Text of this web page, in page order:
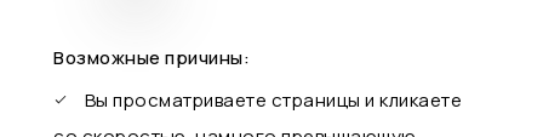
Возможные причины:
Вы просматриваете страницы и кликаете